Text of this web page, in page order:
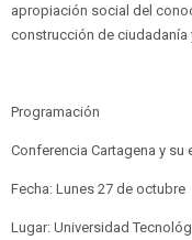
apropiación social del
construcción de ciudadanía
Programación
Conferencia Cartagena y
Fecha: Lunes 27 de octubre
Lugar: Universidad